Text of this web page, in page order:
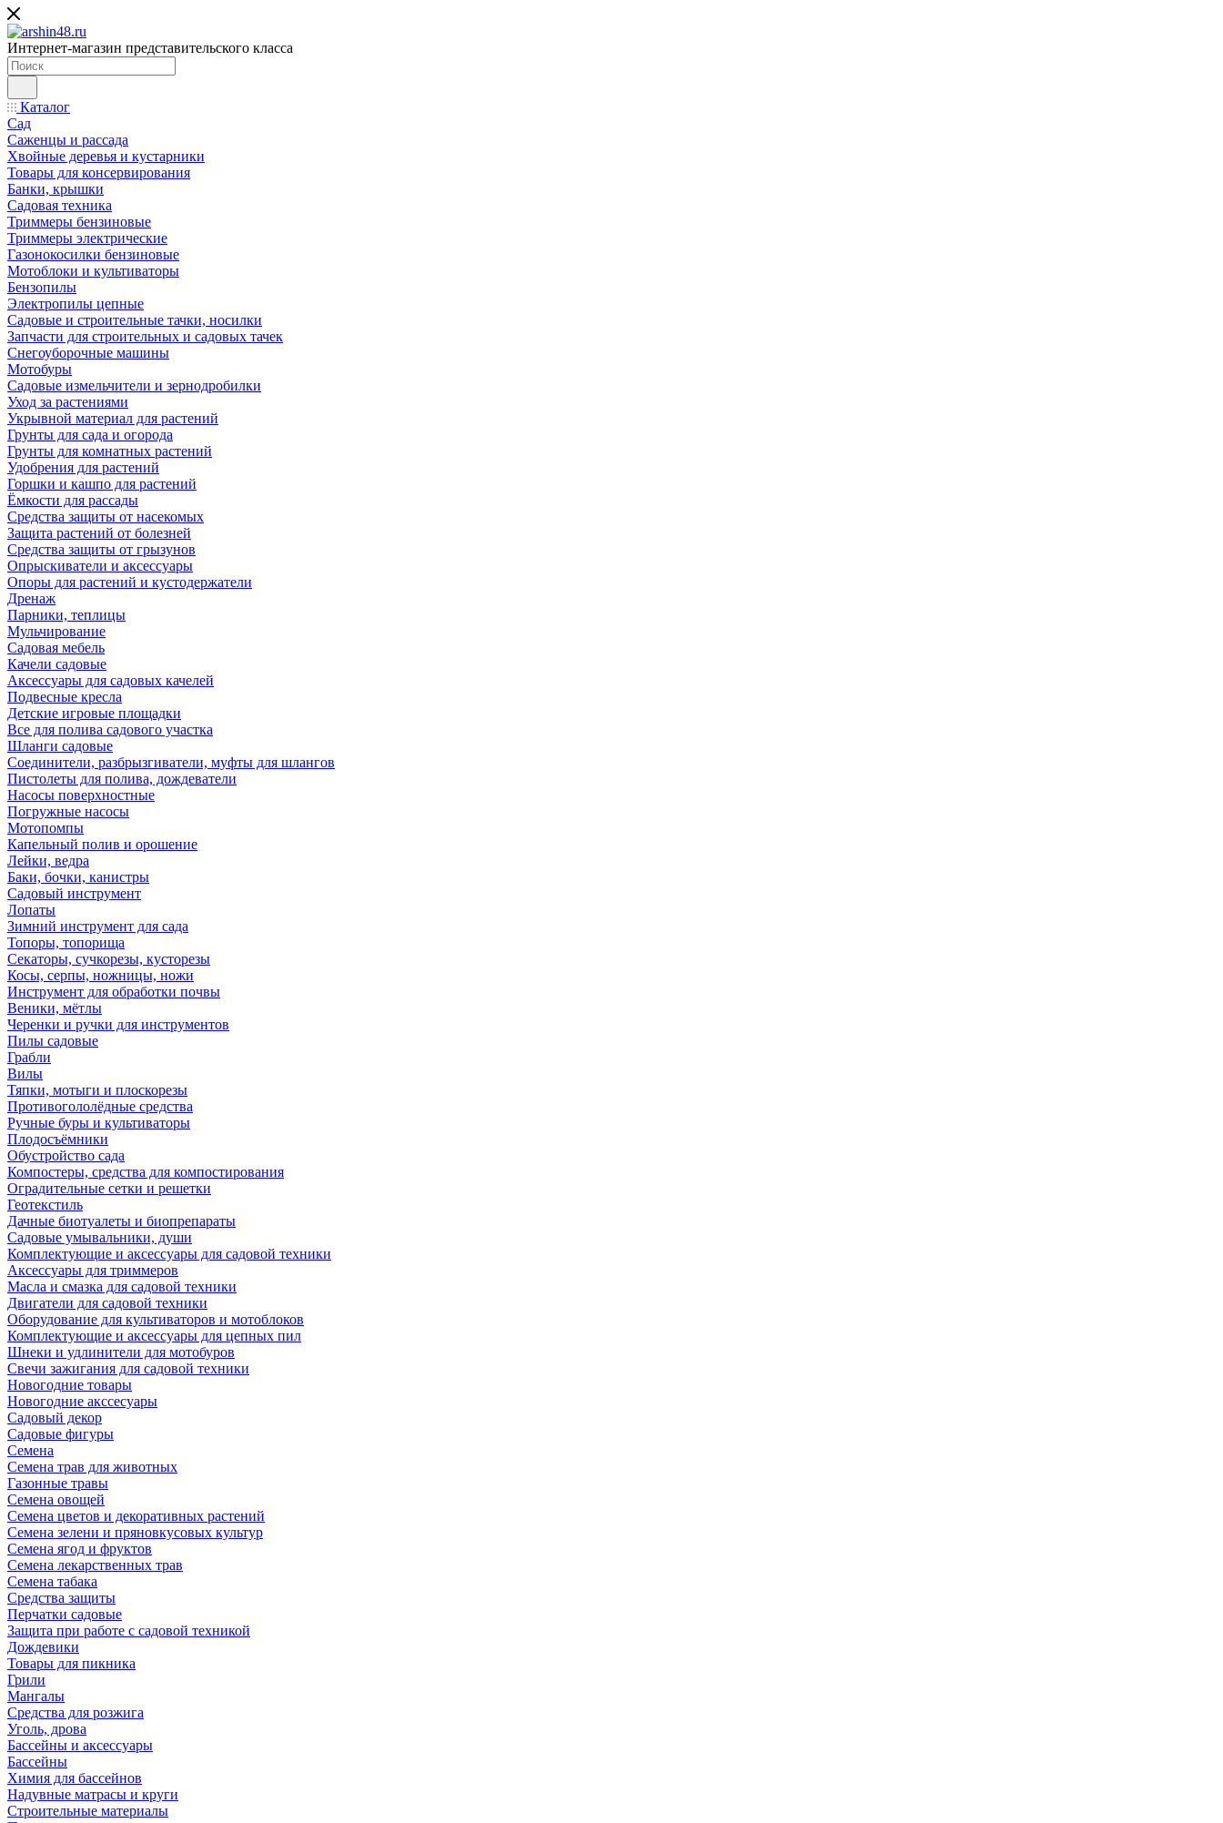
Интернет-магазин представительского класса
Каталог
Сад
Саженцы и рассада
Хвойные деревья и кустарники
Товары для консервирования
Банки, крышки
Садовая техника
Триммеры бензиновые
Триммеры электрические
Газонокосилки бензиновые
Мотоблоки и культиваторы
Бензопилы
Электропилы цепные
Садовые и строительные тачки, носилки
Запчасти для строительных и садовых тачек
Снегоуборочные машины
Мотобуры
Садовые измельчители и зернодробилки
Уход за растениями
Укрывной материал для растений
Грунты для сада и огорода
Грунты для комнатных растений
Удобрения для растений
Горшки и кашпо для растений
Ёмкости для рассады
Средства защиты от насекомых
Защита растений от болезней
Средства защиты от грызунов
Опрыскиватели и аксессуары
Опоры для растений и кустодержатели
Дренаж
Парники, теплицы
Мульчирование
Садовая мебель
Качели садовые
Аксессуары для садовых качелей
Подвесные кресла
Детские игровые площадки
Все для полива садового участка
Шланги садовые
Соединители, разбрызгиватели, муфты для шлангов
Пистолеты для полива, дождеватели
Насосы поверхностные
Погружные насосы
Мотопомпы
Капельный полив и орошение
Лейки, ведра
Баки, бочки, канистры
Садовый инструмент
Лопаты
Зимний инструмент для сада
Топоры, топорища
Секаторы, сучкорезы, кусторезы
Косы, серпы, ножницы, ножи
Инструмент для обработки почвы
Веники, мётлы
Черенки и ручки для инструментов
Пилы садовые
Грабли
Вилы
Тяпки, мотыги и плоскорезы
Противогололёдные средства
Ручные буры и культиваторы
Плодосъёмники
Обустройство сада
Компостеры, средства для компостирования
Оградительные сетки и решетки
Геотекстиль
Дачные биотуалеты и биопрепараты
Садовые умывальники, души
Комплектующие и аксессуары для садовой техники
Аксессуары для триммеров
Масла и смазка для садовой техники
Двигатели для садовой техники
Оборудование для культиваторов и мотоблоков
Комплектующие и аксессуары для цепных пил
Шнеки и удлинители для мотобуров
Свечи зажигания для садовой техники
Новогодние товары
Новогодние акссесуары
Садовый декор
Садовые фигуры
Семена
Семена трав для животных
Газонные травы
Семена овощей
Семена цветов и декоративных растений
Семена зелени и пряновкусовых культур
Семена ягод и фруктов
Семена лекарственных трав
Семена табака
Средства защиты
Перчатки садовые
Защита при работе с садовой техникой
Дождевики
Товары для пикника
Грили
Мангалы
Средства для розжига
Уголь, дрова
Бассейны и аксессуары
Бассейны
Химия для бассейнов
Надувные матрасы и круги
Строительные материалы